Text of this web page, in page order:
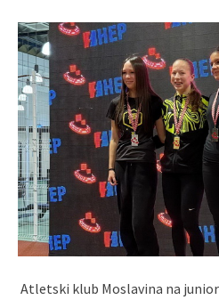
Atletski klub Moslavina na